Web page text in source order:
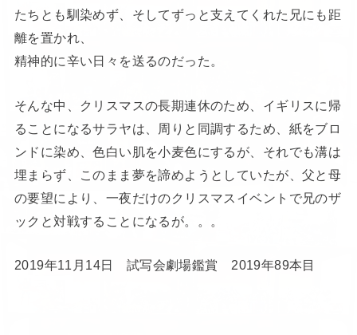
たちとも馴染めず、そしてずっと支えてくれた兄にも距
離を置かれ、
精神的に辛い日々を送るのだった。
そんな中、クリスマスの長期連休のため、イギリスに帰
ることになるサラヤは、周りと同調するため、紙をブロ
ンドに染め、色白い肌を小麦色にするが、それでも溝は
埋まらず、このまま夢を諦めようとしていたが、父と母
の要望により、一夜だけのクリスマスイベントで兄のザ
ックと対戦することになるが。。。
2019年11月14日 試写会劇場鑑賞 2019年89本目